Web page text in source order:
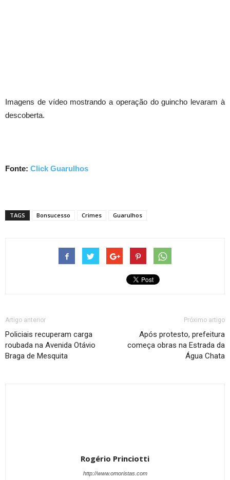
Imagens de vídeo mostrando a operação do guincho levaram à
descoberta.
Fonte: Click Guarulhos
TAGS Bonsucesso Crimes Guarulhos
Artigo anterior
Policiais recuperam carga
roubada na Avenida Otávio
Braga de Mesquita
Próximo artigo
Após protesto, prefeitura
começa obras na Estrada da
Água Chata
Rogério Princiotti
http://www.omoristas.com